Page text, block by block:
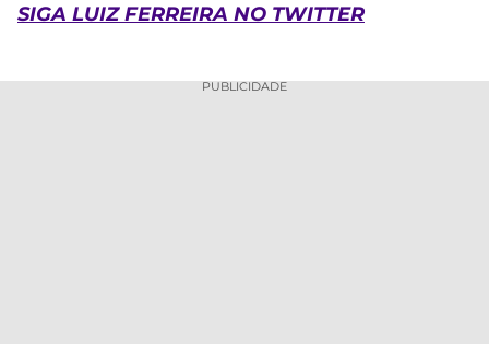
SIGA LUIZ FERREIRA NO TWITTER
PUBLICIDADE